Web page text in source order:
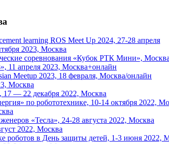
learning ROS Meet Up 2024, 27-28 апреля
2023, Москва
соревнования «Кубок РТК Мини»,
11 апреля 2023, Москва+онлайн
Meetup 2023, 18 февраля, Москва/онлайн
Москва
— 22 декабря 2022, Москва
по робототехнике, 10-14 октября 2022,
«Тесла», 24-28 августа 2022, Москва
2022, Москва
роботов в День защиты детей, 1-3 июня 2022,